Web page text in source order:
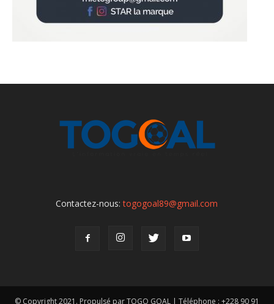
Contactez-nous:togogoal89@gmail.com
© Copyright 2021. Propulsé par TOGO GOAL | Téléphone : +228 90 91